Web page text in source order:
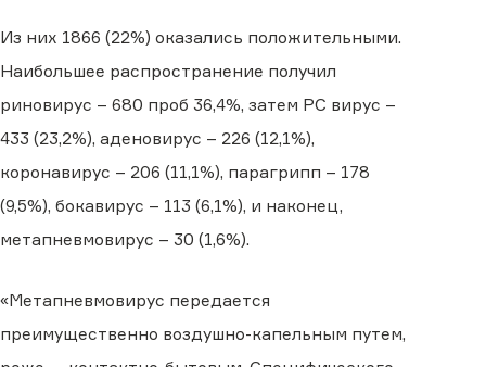
Из них 1866 (22%) оказались положительными.
Наибольшее распространение получил
риновирус – 680 проб 36,4%, затем РС вирус –
433 (23,2%), аденовирус – 226 (12,1%),
коронавирус – 206 (11,1%), парагрипп – 178
(9,5%), бокавирус – 113 (6,1%), и наконец,
метапневмовирус – 30 (1,6%).
«Метапневмовирус передается
преимущественно воздушно-капельным путем,